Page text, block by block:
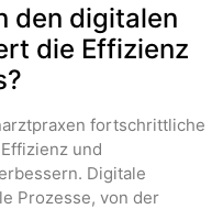
den digitalen
die Effizienz
fortschrittliche
und
Digitale
Prozesse, von der